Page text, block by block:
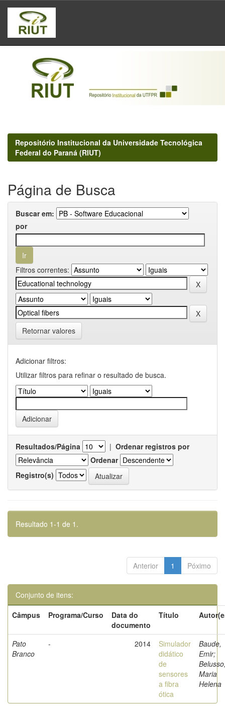
Skip
navigation
Repositório Institucional da Universidade Tecnológica
Federal do Paraná (RIUT)
Página de Busca
Buscar em:
por
Filtros correntes:
Retornar valores
Adicionar filtros:
Utilizar filtros para refinar o resultado de busca.
Resultados/Página | Ordenar registros por
Ordenar
Registro(s)
Resultado 1-1 de 1.
Anterior 1 Póximo
Conjunto de itens:
Câmpus
Programa/Curso
Data do
documento
Título
Pato
Branco
- 2014
Simulador
didático
de
sensores
a fibra
ótica
Baude,
Emir;
Maria
Helena